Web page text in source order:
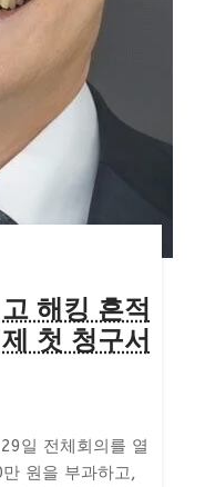
해킹 흔적
첫 청구서
일 전체회의를 열
원을 부과하고,